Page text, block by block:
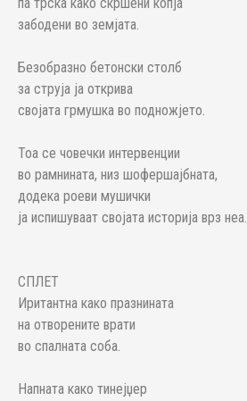
забодени во земјата.
Безобразно бетонски столб
за струја ја открива
својата грмушка во подножјето.
Тоа се човечки интервенции
во рамнината, низ шофершајбната,
додека роеви мушички
ја испишуваат својата историја врз неа.
СПЛЕТ
Иритантна како празнината
на отворените врати
во спалната соба.
Напната како тинејџер